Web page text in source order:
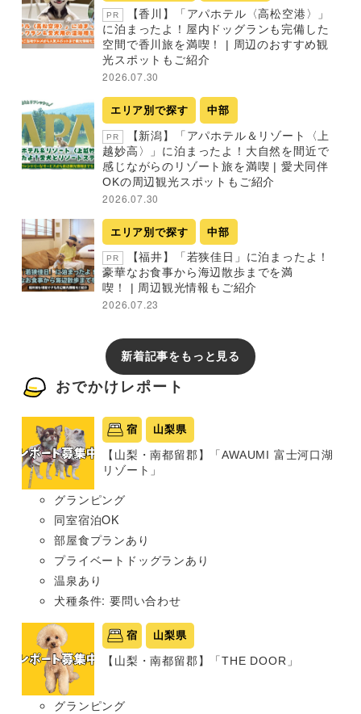
PR
【香川】「アパホテル〈高松空港〉」
に泊まったよ！屋内ドッグランも完備した
空間で香川旅を満喫！ | 周辺のおすすめ観
光スポットもご紹介
2026.07.30
エリア別で探す 中部
PR
【新潟】「アパホテル＆リゾート〈上
越妙高〉」に泊まったよ！大自然を間近で
感じながらのリゾート旅を満喫 | 愛犬同伴
OKの周辺観光スポットもご紹介
2026.07.30
エリア別で探す 中部
PR
【福井】「若狭佳日」に泊まったよ！
豪華なお食事から海辺散歩までを満
喫！ | 周辺観光情報もご紹介
2026.07.23
新着記事をもっと見る
おでかけレポート
宿 山梨県
【山梨・南都留郡】「AWAUMI 富士河口湖
リゾート」
グランピング
同室宿泊OK
部屋食プランあり
プライベートドッグランあり
温泉あり
犬種条件: 要問い合わせ
宿 山梨県
【山梨・南都留郡】「THE DOOR」
グランピング